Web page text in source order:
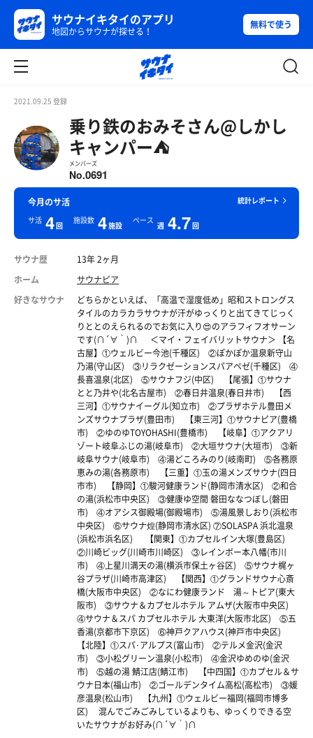
サウナイキタイのアプリ
地図からサウナが探せる！
無料で使う
2021.09.25 登録
乗り鉄のおみそさん@しかし
キャンパー⛺
メンバーズ
No.0691
統計レポート
今月のサ活
サ活 4回
施設数 4施設
ペース
週 4.7回
サウナ歴
13年 2ヶ月
ホーム
サウナピア
好きなサウナ
どちらかといえば、「高温で湿度低め」昭和ストロングス
タイルのカラカラサウナが汗がゆっくりと出てきてじっく
りととのえられるのでお気に入り😍のアラフィフオサーン
です(∩´∀｀)∩ ＜マイ・フェイバリットサウナ＞ 【名
古屋】①ウェルビー今池(千種区) ②ぽかぽか温泉新守山
乃湯(守山区) ③リラクゼーションスパアペゼ(千種区) ④
長喜温泉(北区) ⑤サウナフジ(中区) 【尾張】①サウナ
とと乃井や(北名古屋市) ②春日井温泉(春日井市) 【西
三河】①サウナイーグル(知立市) ②プラザホテル豊田メ
ンズサウナプラザ(豊田市) 【東三河】①サウナピア(豊橋
市) ②ゆのゆTOYOHASHI(豊橋市) 【岐阜】①アクアリ
ゾート岐阜ふじの湯(岐阜市) ②大垣サウナ(大垣市) ③新
岐阜サウナ(岐阜市) ④湯どころみのり(岐南町) ⑤各務原
恵みの湯(各務原市) 【三重】①玉の湯メンズサウナ(四日
市市) 【静岡】①駿河健康ランド(静岡市清水区) ②和合
の湯(浜松市中央区) ③健康ゆ空間 磐田ななつぼし(磐田
市) ④オアシス御殿場(御殿場市) ⑤湯風景しおり(浜松市
中央区) ⑥サウナ煌(静岡市清水区) ⑦SOLASPA 浜北温泉
(浜松市浜名区) 【関東】①カプセルイン大塚(豊島区)
②川崎ビッグ(川崎市川崎区) ③レインボー本八幡(市川
市) ④上星川満天の湯(横浜市保土ヶ谷区) ⑤サウナ梶ヶ
谷プラザ(川崎市高津区) 【関西】①グランドサウナ心斎
橋(大阪市中央区) ②なにわ健康ランド 湯～トピア(東大
阪市) ③サウナ＆カプセルホテル アムザ(大阪市中央区)
④サウナ＆スパ カプセルホテル 大東洋(大阪市北区) ⑤五
香湯(京都市下京区) ⑥神戸クアハウス(神戸市中央区)
【北陸】①スパ･アルプス(富山市) ②テルメ金沢(金沢
市) ③小松グリーン温泉(小松市) ④金沢ゆめのゆ(金沢
市) ⑤越の湯 鯖江店(鯖江市) 【中四国】①カプセル＆サ
ウナ日本(福山市) ②ゴールデンタイム高松(高松市) ③媛
彦温泉(松山市) 【九州】①ウェルビー福岡(福岡市博多
区) 混んでごみごみしているよりも、ゆっくりできる空
いたサウナがお好み(∩´∀｀)∩